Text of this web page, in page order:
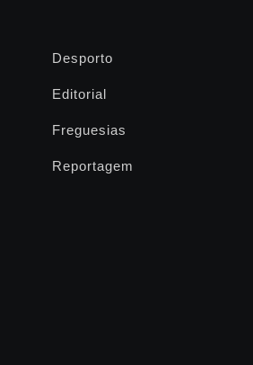
Desporto
Editorial
Freguesias
Reportagem